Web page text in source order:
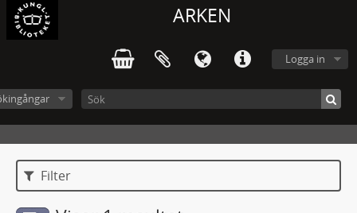
ARKEN
Logga in
Filter